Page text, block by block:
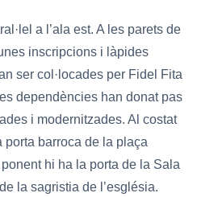
a l’ala est. A les parets de
inscripcions i làpides
ser col·locades per Fidel Fita
dependències han donat pas
i modernitzades. Al costat
porta barroca de la plaça
hi ha la porta de la Sala
la sagristia de l’església.